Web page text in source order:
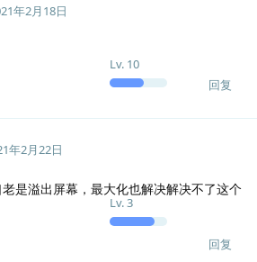
Lv. 10
年2月18日
回复
Lv.3
年2月22日
是溢出屏幕，最大化也解决解决不了这个
回复